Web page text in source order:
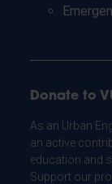
Donate to
As an Urban
an active
education and
Support our